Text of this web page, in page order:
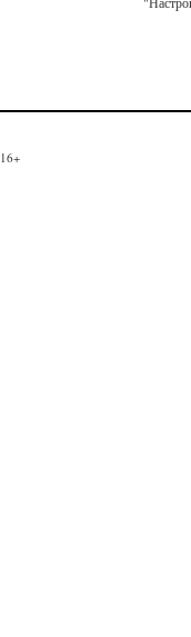
16+